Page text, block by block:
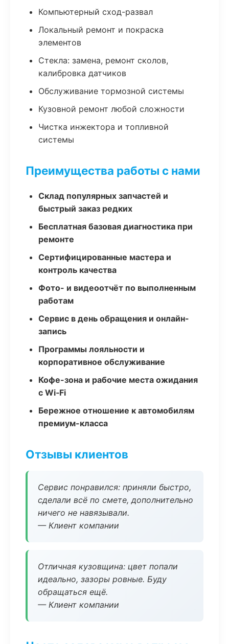
Компьютерный сход-развал
Локальный ремонт и покраска
элементов
Стекла: замена, ремонт сколов,
калибровка датчиков
Обслуживание тормозной системы
Кузовной ремонт любой сложности
Чистка инжектора и топливной
системы
Преимущества работы с нами
Склад популярных запчастей и
быстрый заказ редких
Бесплатная базовая диагностика при
ремонте
Сертифицированные мастера и
контроль качества
Фото- и видеоотчёт по выполненным
работам
Сервис в день обращения и онлайн-
запись
Программы лояльности и
корпоративное обслуживание
Кофе-зона и рабочие места ожидания
с Wi‑Fi
Бережное отношение к автомобилям
премиум-класса
Отзывы клиентов
Сервис понравился: приняли быстро,
сделали всё по смете, дополнительно
ничего не навязывали.
— Клиент компании
Отличная кузовщина: цвет попали
идеально, зазоры ровные. Буду
обращаться ещё.
— Клиент компании